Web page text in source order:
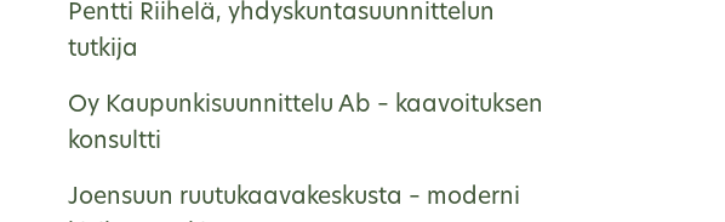
Pentti Riihelä, yhdyskuntasuunnittelun
tutkija
Oy Kaupunkisuunnittelu Ab – kaavoituksen
konsultti
Joensuun ruutukaavakeskusta – moderni